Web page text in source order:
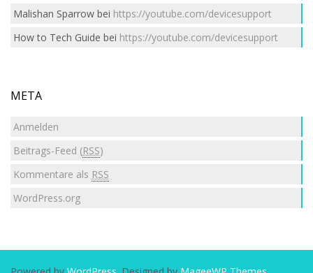
Malishan Sparrowbei https://youtube.com/devicesupport
How to Tech Guide bei https://youtube.com/devicesupport
META
Anmelden
Beitrags-Feed (RSS)
Kommentare als RSS
WordPress.org